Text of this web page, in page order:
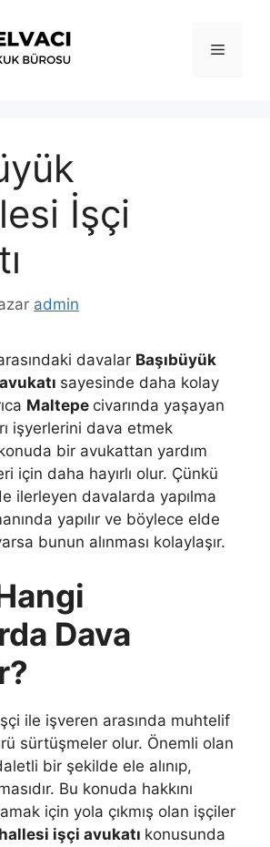
Menü
İşçi
admin
davalar Başıbüyük
sayesinde daha kolay
Maltepe civarında yaşayan
işyerlerini dava etmek
bir avukattan yardım
için daha hayırlı olur. Çünkü
ilerleyen davalarda yapılma
yapılır ve böylece elde
bunun alınması kolaylaşır.
Dava
ile işveren arasında muhtelif
sürtüşmeler olur. Önemli olan
bir şekilde ele alınıp,
Bu konuda hakkını
için yola çıkmış olan işçiler
işçi avukatı konusunda